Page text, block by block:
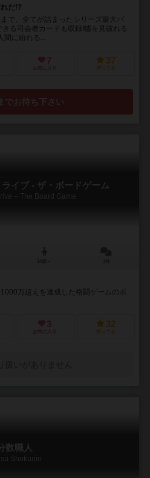
だ!?
で、全てが詰まったシリーズ最大パ
きる司会者カードも収録!噓を見破れる
間に紛れる...
7
お気に入り
37
持ってる
でお待ち下さい
イブ - ザ・ボードゲーム
– The Board Game
万超えを達成した格闘ゲームのボ
3
お気に入り
32
持ってる
数職人
Shokunin